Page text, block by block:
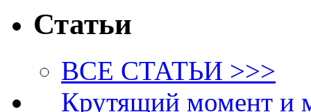
Статьи
ВСЕ СТАТЬИ >>>
Крутящий момент и